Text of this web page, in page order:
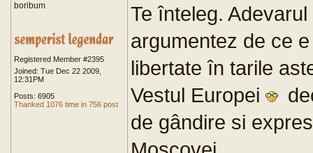
boribum
Registered Member #2395
Joined: Tue Dec 22 2009,
12:31PM
Posts: 6905
Thanked 1076 time in 756 post
Te înteleg.
argumentez de ce
libertate în tarile
Vestul Europei
de gândire si